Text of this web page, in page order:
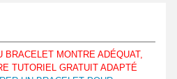
BRACELET MONTRE ADÉQUAT,
TUTORIEL GRATUIT ADAPTÉ